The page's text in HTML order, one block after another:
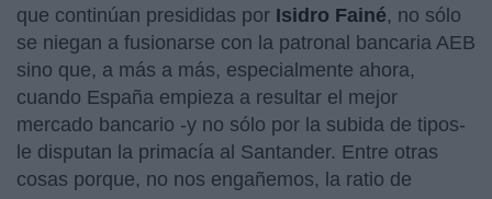
que continúan presididas por Isidro Fainé, no sólo
se niegan a fusionarse con la patronal bancaria AEB
sino que, a más a más, especialmente ahora,
cuando España empieza a resultar el mejor
mercado bancario -y no sólo por la subida de tipos-
le disputan la primacía al Santander. Entre otras
cosas porque, no nos engañemos, la ratio de